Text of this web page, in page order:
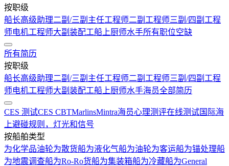
按职级
船长高级助理二副/三副 主任工程师二副工程师三副/四副工程
师电机工程师大副 装配工船上厨师水手所有职位空缺
所有简历
按职级
船长高级助理二副/三副 主任工程师二副工程师三副/四副工程
师电机工程师大副 装配工船上厨师水手海员全部简历
CES 测试CES CBTMarlinsMintra海员心理测评在线测试国际海
上避碰规则，灯光和信号
按船舶类型
为化学品油轮为散货船为液化气船为油轮为客运船为锚处理船
为地震调查船为Ro-Ro货船为集装箱船为冷藏船为General